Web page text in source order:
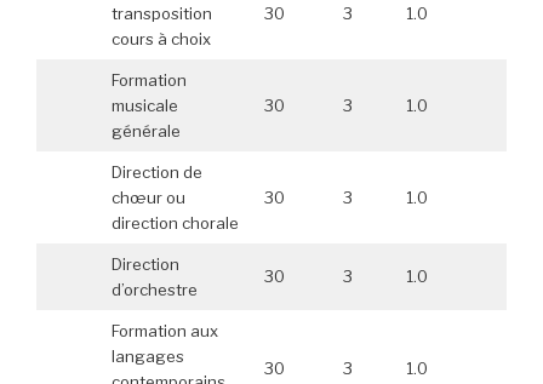
transposition
cours à choix
30 3 1.0
Formation
musicale
générale
30 3 1.0
Direction de
chœur ou
direction chorale
30 3 1.0
Direction
d’orchestre
30 3 1.0
Formation aux
langages
30 3 1.0